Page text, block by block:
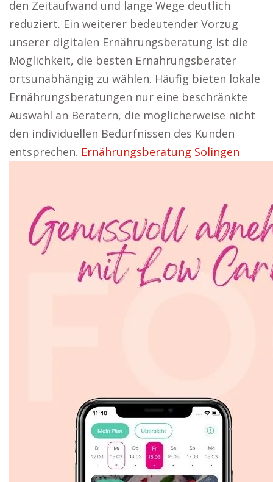
den Zeitaufwand und lange Wege deutlich
reduziert. Ein weiterer bedeutender Vorzug
unserer digitalen Ernährungsberatung ist die
Möglichkeit, die besten Ernährungsberater
ortsunabhängig zu wählen. Häufig bieten lokale
Ernährungsberatungen nur eine beschränkte
Auswahl an Beratern, die möglicherweise nicht
den individuellen Bedürfnissen des Kunden
entsprechen. Ernährungsberatung Solingen